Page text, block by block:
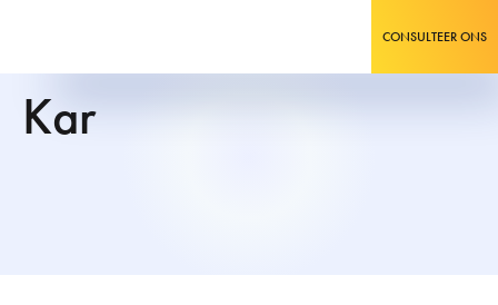
CONSULTEER ONS
Kar